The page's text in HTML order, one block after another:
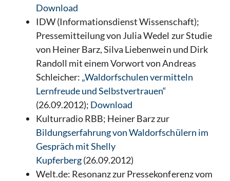
Download
IDW (Informationsdienst Wissenschaft);
Pressemitteilung von Julia Wedel zur Studie
von Heiner Barz, Silva Liebenwein und Dirk
Randoll mit einem Vorwort von Andreas
Schleicher: „Waldorfschulen vermitteln
Lernfreude und Selbstvertrauen“
(26.09.2012); Download
Kulturradio RBB; Heiner Barz zur
Bildungserfahrung von Waldorfschülern im
Gespräch mit Shelly
Kupferberg(26.09.2012)
Welt.de: Resonanz zur Pressekonferenz vom